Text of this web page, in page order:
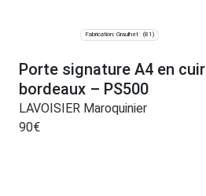
Fabrication: Graulhet (81)
Porte signature A4 en cuir
bordeaux – PS500
LAVOISIER Maroquinier
90€